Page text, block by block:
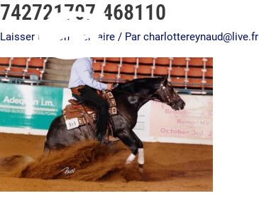
Aller
742721707.468110
Laisser un commentaire / Par charlottereynaud@live.fr